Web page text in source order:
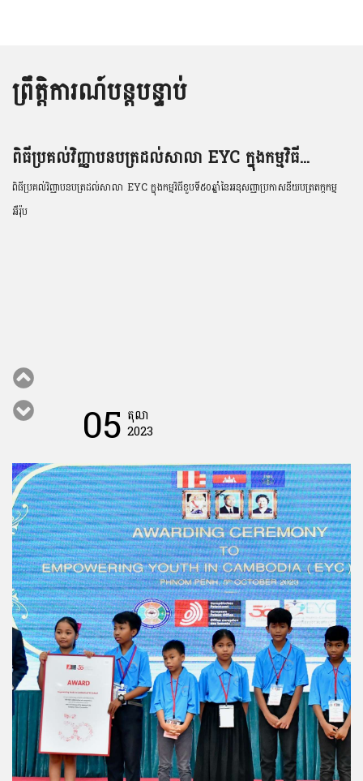
ព្រឹត្តិការណ៍បន្តបន្ទាប់
ពិធីប្រគល់វិញ្ញាបនបត្រដល់សាលា EYC ក្នុងកម្មវិធី...
ពិធីប្រគល់វិញ្ញាបនបត្រដល់សាលា EYC ក្នុងកម្មវិធីខួបទី៥០ឆ្នាំនៃអនុសញ្ញាប្រកាសនីយបត្រតក្កកម្ម
អឺរ៉ុប
05 តុលា
2023